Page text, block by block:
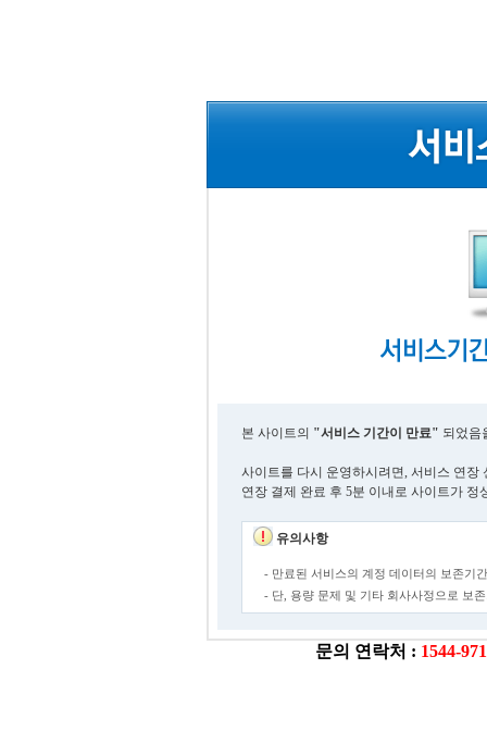
본 사이트의 "서비스 기간이 만료" 되었음
사이트를 다시 운영하시려면, 서비스 연장
연장 결제 완료 후 5분 이내로 사이트가 정
유의사항
- 만료된 서비스의 계정 데이터의 보존기
- 단, 용량 문제 및 기타 회사사정으로 보
문의 연락처 : 1544-